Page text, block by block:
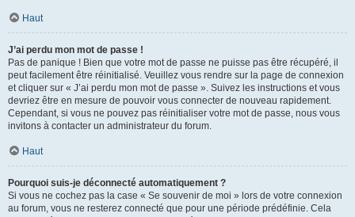
Haut
J’ai perdu mon mot de passe !
Pas de panique ! Bien que votre mot de passe ne puisse pas être récupéré, il
peut facilement être réinitialisé. Veuillez vous rendre sur la page de connexion
et cliquer sur « J’ai perdu mon mot de passe ». Suivez les instructions et vous
devriez être en mesure de pouvoir vous connecter de nouveau rapidement.
Cependant, si vous ne pouvez pas réinitialiser votre mot de passe, nous vous
invitons à contacter un administrateur du forum.
Haut
Pourquoi suis-je déconnecté automatiquement ?
Si vous ne cochez pas la case « Se souvenir de moi » lors de votre connexion
au forum, vous ne resterez connecté que pour une période prédéfinie. Cela